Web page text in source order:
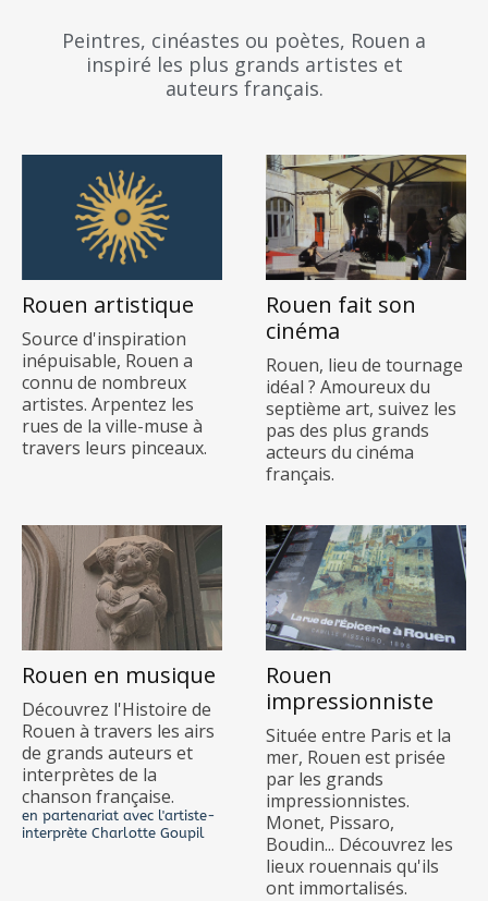
Peintres, cinéastes ou poètes, Rouen a
inspiré les plus grands artistes et
auteurs français.
Rouen artistique
Source d'inspiration
inépuisable, Rouen a
connu de nombreux
artistes. Arpentez les
rues de la ville-muse à
travers leurs pinceaux.
Rouen fait son
cinéma
Rouen, lieu de tournage
idéal ? Amoureux du
septième art, suivez les
pas des plus grands
acteurs du cinéma
français.
Rouen en musique
Découvrez l'Histoire de
Rouen à travers les airs
de grands auteurs et
interprètes de la
chanson française.
en partenariat avec l'artiste-
interprète Charlotte Goupil
Rouen
impressionniste
Située entre Paris et la
mer, Rouen est prisée
par les grands
impressionnistes.
Monet, Pissaro,
Boudin... Découvrez les
lieux rouennais qu'ils
ont immortalisés.